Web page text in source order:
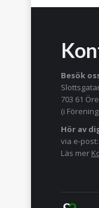
Besök
703 61
(i
Hör av
via e-post:
Läs mer